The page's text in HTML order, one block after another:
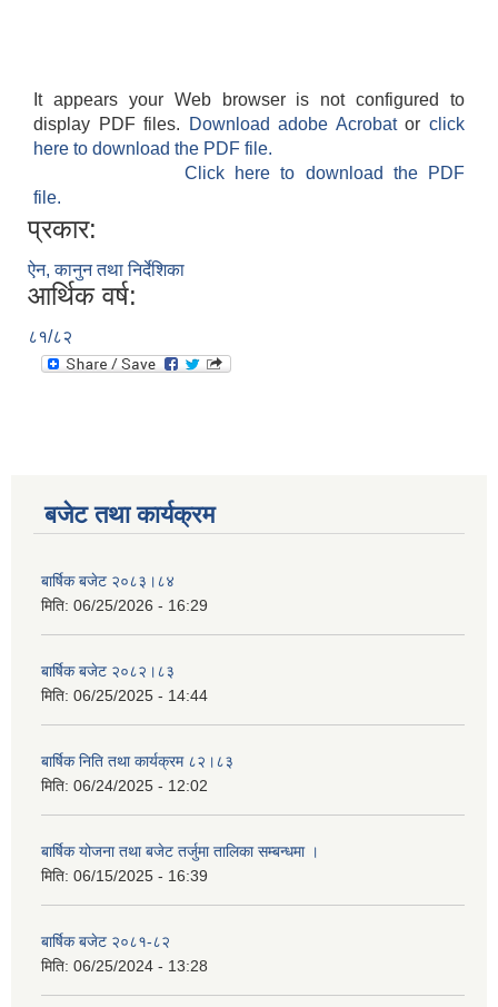
It appears your Web browser is not configured to
display PDF files.
Download adobe Acrobatorclick
here to download the PDF file.
Click here to download the PDF
file.
प्रकार:
ऐन, कानुन तथा निर्देशिका
आर्थिक वर्ष:
८१/८२
बजेट तथा कार्यक्रम
बार्षिक बजेट २०८३।८४
मिति: 06/25/2026 - 16:29
बार्षिक बजेट २०८२।८३
मिति: 06/25/2025 - 14:44
बार्षिक निति तथा कार्यक्रम ८२।८३
मिति: 06/24/2025 - 12:02
बार्षिक योजना तथा बजेट तर्जुमा तालिका सम्बन्धमा ।
मिति: 06/15/2025 - 16:39
बार्षिक बजेट २०८१-८२
मिति: 06/25/2024 - 13:28